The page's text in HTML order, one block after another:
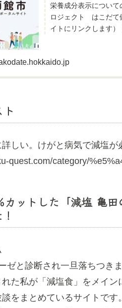
栄養成分表示についての情報
ロジェクト はこだて健
しい。けがと病気で減塩が
quest.com/category/
カットした「減塩 亀
ゼと診断され一旦落ちつき
た私が「減塩食」をメイ
をまとめているサイトで